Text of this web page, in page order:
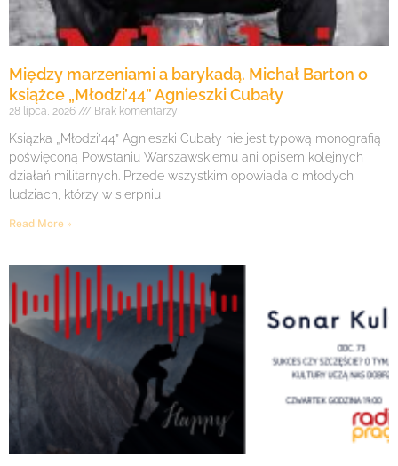
Między marzeniami a barykadą. Michał Barton o
książce „Młodzi’44” Agnieszki Cubały
28 lipca, 2026 Brak komentarzy
Książka „Młodzi’44” Agnieszki Cubały nie jest typową monografią
poświęconą Powstaniu Warszawskiemu ani opisem kolejnych
działań militarnych. Przede wszystkim opowiada o młodych
ludziach, którzy w sierpniu
Read More »